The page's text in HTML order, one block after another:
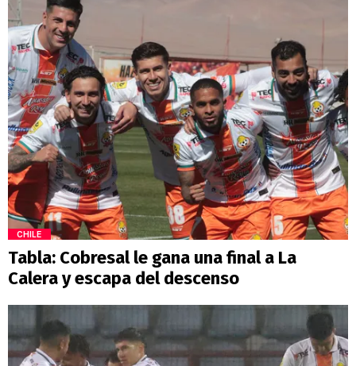
CHILE
Tabla: Cobresal le gana una final a La
Calera y escapa del descenso